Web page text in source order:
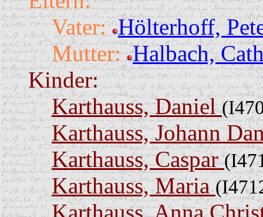
Vater: Hölterhoff,
Mutter: Halbach,
Kinder:
Karthauss, Daniel
Karthauss, Johann
Karthauss, Caspar
Karthauss, Maria